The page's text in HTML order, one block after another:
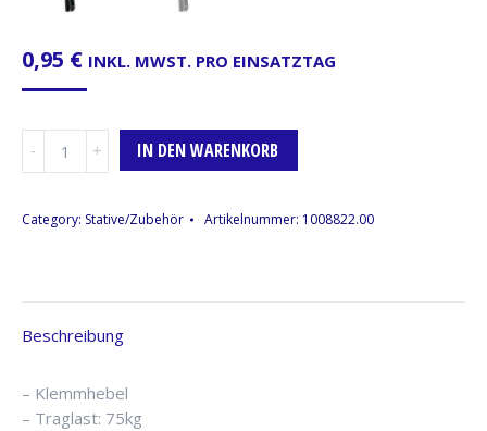
0,95 € INKL. MWST. PRO EINSATZTAG
IN DEN WARENKORB
Category: Stative/Zubehör Artikelnummer: 1008822.00
Beschreibung
– Klemmhebel
– Traglast: 75kg